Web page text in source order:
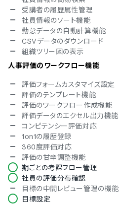
フランス語
ドイツ語
イタリア語
韓国語
ポルトガル語
スペイン語
スウェーデン語
タイ語
アラビア語
インドネシア語
ブルガリア語
クロアチア語
チェコ語
ヘブライ語
ヒンディー語
ポーランド語
トルコ語
ベトナム語
受講者の履歴属性管理
社員情報のソート機能
勤怠データの自動計算機能
CSVデータのダウンロード
組織ツリー図の表示
人事評価のワークフロー機能
評価フォームカスタマイズ設定
評価のテンプレート機能
評価のワークフロー作成機能
評価データのエクセル出力機能
コンピテンシー評価対応
1on1の履歴登録
360度評価対応
評価の甘辛調整機能
期ごとの考課フロー管理
社員の評価分布確認
目標の中間レビュー管理の機能
目標設定